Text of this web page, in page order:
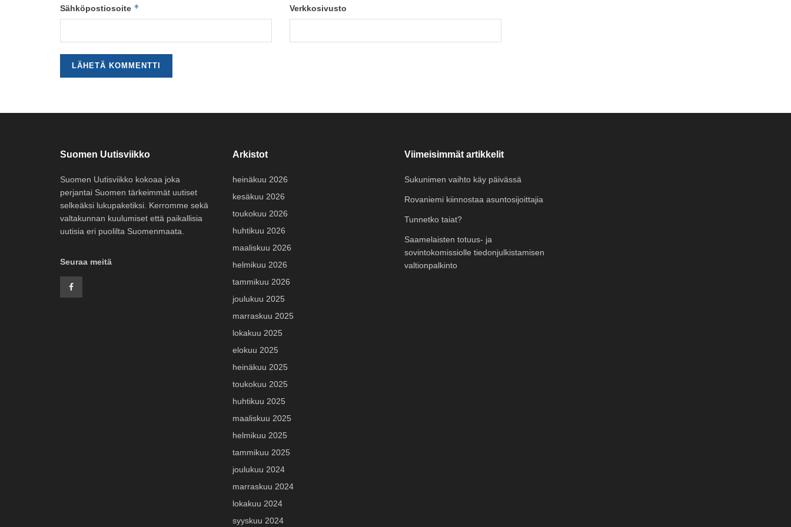
Sähköpostiosoite * Verkkosivusto
Suomen Uutisviikko
Suomen Uutisviikko kokoaa joka
perjantai Suomen tärkeimmät uutiset
selkeäksi lukupaketiksi. Kerromme sekä
valtakunnan kuulumiset että paikallisia
uutisia eri puolilta Suomenmaata.
Seuraa meitä
Arkistot
heinäkuu 2026
kesäkuu 2026
toukokuu 2026
huhtikuu 2026
maaliskuu 2026
helmikuu 2026
tammikuu 2026
joulukuu 2025
marraskuu 2025
lokakuu 2025
elokuu 2025
heinäkuu 2025
toukokuu 2025
huhtikuu 2025
maaliskuu 2025
helmikuu 2025
tammikuu 2025
joulukuu 2024
marraskuu 2024
lokakuu 2024
syyskuu 2024
Viimeisimmät artikkelit
Sukunimen vaihto käy päivässä
Rovaniemi kiinnostaa asuntosijoittajia
Tunnetko taiat?
Saamelaisten totuus- ja
sovintokomissiolle tiedonjulkistamisen
valtionpalkinto